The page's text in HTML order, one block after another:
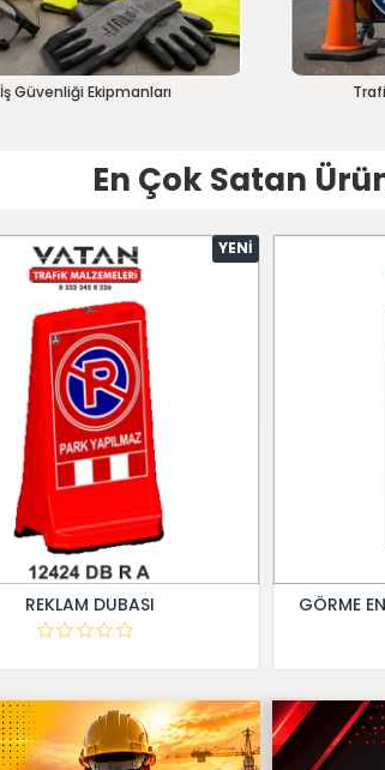
İş Güvenliği Ekipmanları
En Çok Satan
YENI
REKLAM DUBASI GÖRME